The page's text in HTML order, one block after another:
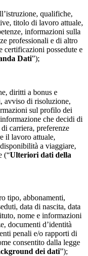
qualifiche,
titolo di lavoro attuale,
informazioni sulla
professionali e di altro
certificazioni possedute e
Dati”);
diritti a bonus e
avviso di risoluzione,
sul profilo dei
che decidi di
carriera, preferenze
il lavoro attuale,
a viaggiare,
(“Ulteriori dati della
tipo, abbonamenti,
data di nascita, data
nome e informazioni
documenti d’identità
penali e/o rapporti di
consentito dalla legge
dei dati”);